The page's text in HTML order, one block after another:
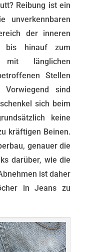
Reibung ist ein
unverkennbaren
der inneren
bis hinauf zum
mit länglichen
Stellen
sind
sich beim
keine
kräftigen Beinen.
genauer die
darüber, wie die
ist daher
in Jeans zu